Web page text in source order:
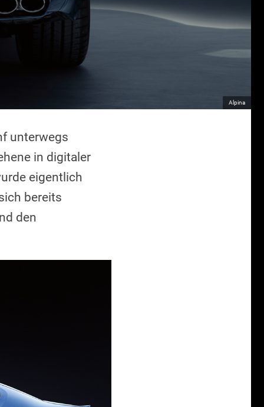
Alpina
unterwegs
in digitaler
eigentlich
bereits
den